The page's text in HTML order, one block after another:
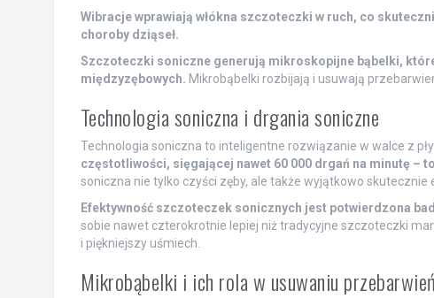
Wibracje wprawiają włókna szczoteczki w ruch, co
choroby dziąseł.
Szczoteczki soniczne generują mikroskopijne bąbelki,
międzyzębowych. Mikrobąbelki rozbijają i usuwają
Technologia soniczna i drgania soniczne
Technologia soniczna to inteligentne rozwiązanie w walce z
częstotliwości, sięgającej nawet 60 000 drgań na minutę –
soniczna nie tylko czyści zęby, ale także wyjątkowo
Efektywność szczoteczek sonicznych jest potwierdzona
sobie nawet czterokrotnie lepiej niż tradycyjne szczoteczki
i piękniejszy uśmiech.
Mikrobąbelki i ich rola w usuwaniu przebarwień